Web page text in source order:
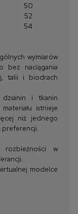
50
52
54
wymiarów
bez naciągania
talii i biodrach
i tkanin
istnieje
niż jednego
preferencji.
rozbieżności w
modelce